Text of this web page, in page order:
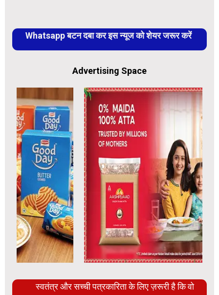
Whatsapp बटन दबा कर इस न्यूज को शेयर जरूर करें
Advertising Space
स्वतंत्र और सच्ची पत्रकारिता के लिए ज़रूरी है कि वो